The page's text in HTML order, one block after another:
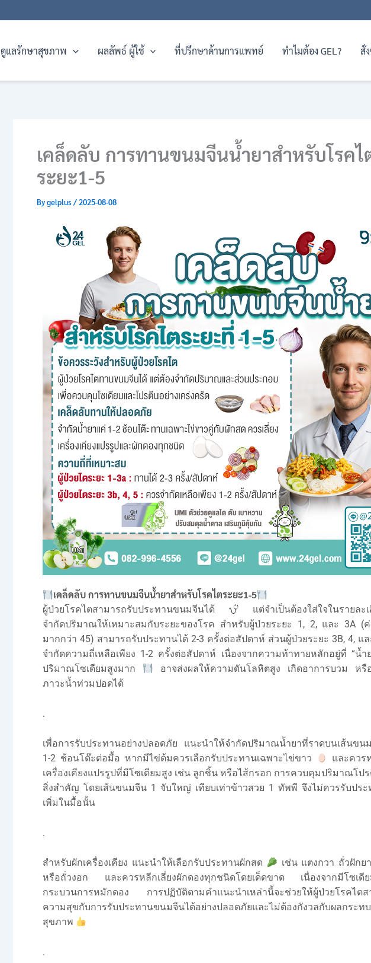
ดูแลรักษาสุขภาพ ผลลัพธ์ ผู้ใช้ ที่ปรึกษาด้านการแพทย์ ทำไมต้อง GEL? สั่
เคล็ดลับ การทานขนมจีนน้ำยาสำหรับโรคไ
ระยะ1-5
Bygelplus/2025-08-08
เคล็ดลับ การทานขนมจีนน้ำยาสำหรับโรคไตระยะ1-5
ผู้ป่วยโรคไตสามารถรับประทานขนมจีนได้
แต่จำเป็นต้องใส่ใจในรายละ
จำกัดปริมาณให้เหมาะสมกับระยะของโรค สำหรับผู้ป่วยระยะ 1, 2, และ 3A (ค่
มากกว่า 45) สามารถรับประทานได้ 2-3 ครั้งต่อสัปดาห์ ส่วนผู้ป่วยระยะ 3B, 4, แ
จำกัดความถี่เหลือเพียง 1-2 ครั้งต่อสัปดาห์ เนื่องจากความท้าทายหลักอยู่ที่ “น้ำ
ปริมาณโซเดียมสูงมาก
อาจส่งผลให้ความดันโลหิตสูง เกิดอาการบวม หรือ
ภาวะน้ำท่วมปอดได้
.
เพื่อการรับประทานอย่างปลอดภัย แนะนำให้จำกัดปริมาณน้ำยาที่ราดบนเส้นขนม
1-2 ช้อนโต๊ะต่อมื้อ หากมีไข่ต้มควรเลือกรับประทานเฉพาะไข่ขาว
และควร
เครื่องเคียงแปรรูปที่มีโซเดียมสูง เช่น ลูกชิ้น หรือไส้กรอก การควบคุมปริมาณโป
สิ่งสำคัญ โดยเส้นขนมจีน 1 จับใหญ่ เทียบเท่าข้าวสวย 1 ทัพพี จึงไม่ควรรับประ
เพิ่มในมื้อนั้น
.
สำหรับผักเครื่องเคียง แนะนำให้เลือกรับประทานผักสด
เช่น แตงกวา ถั่วฝักย
หรือถั่วงอก และควรหลีกเลี่ยงผักดองทุกชนิดโดยเด็ดขาด เนื่องจากมีโซเดีย
กระบวนการหมักดอง การปฏิบัติตามคำแนะนำเหล่านี้จะช่วยให้ผู้ป่วยโรคไตส
ความสุขกับการรับประทานขนมจีนได้อย่างปลอดภัยและไม่ต้องกังวลกับผลกระท
สุขภาพ
.